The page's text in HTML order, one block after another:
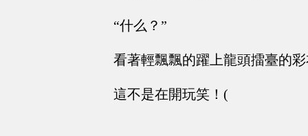
“什么？”
看著輕飄飄的躍上龍頭擂臺的
這不是在開玩笑！(